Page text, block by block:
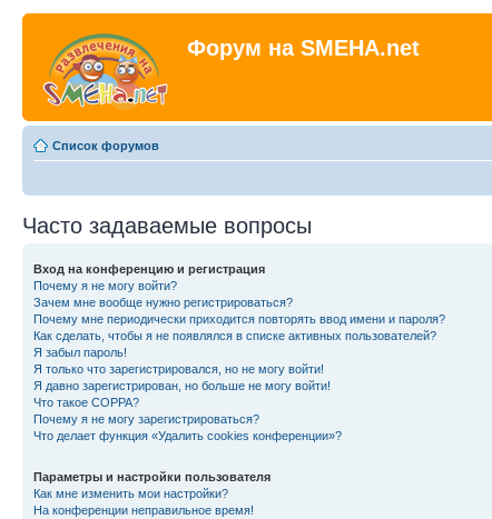
Форум на SMEHA.net
Список форумов
Часто задаваемые вопросы
Вход на конференцию и регистрация
Почему я не могу войти?
Зачем мне вообще нужно регистрироваться?
Почему мне периодически приходится повторять ввод имени и пароля?
Как сделать, чтобы я не появлялся в списке активных пользователей?
Я забыл пароль!
Я только что зарегистрировался, но не могу войти!
Я давно зарегистрирован, но больше не могу войти!
Что такое COPPA?
Почему я не могу зарегистрироваться?
Что делает функция «Удалить cookies конференции»?
Параметры и настройки пользователя
Как мне изменить мои настройки?
На конференции неправильное время!